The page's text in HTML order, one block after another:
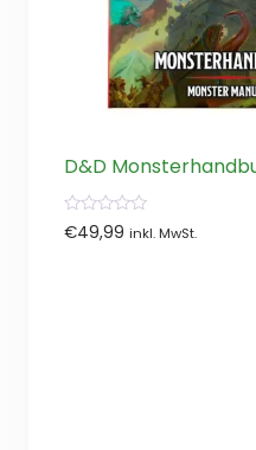
D&D
0
von
€49,99 inkl. MwSt.